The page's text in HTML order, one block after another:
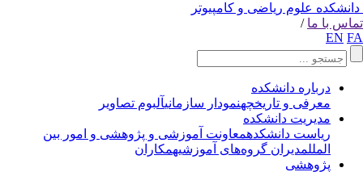
علوم ریاضی و کامپیوتر
با ما /
EN
درباره دانشکده
معرفی و تاریخچهنمودار سازمانیآلبوم تصاویر
مدیریت دانشکده
ریاست دانشکدهمعاونت آموزشی و پژوهشی و امور بین
المللمدیران گروه‌های آموزشیهمکاران
پژوهشی